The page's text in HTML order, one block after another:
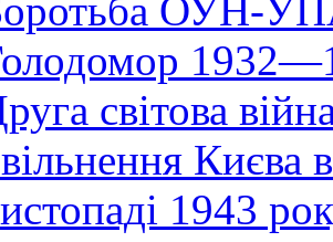
ОУН-УПА
світова
Києва
1943